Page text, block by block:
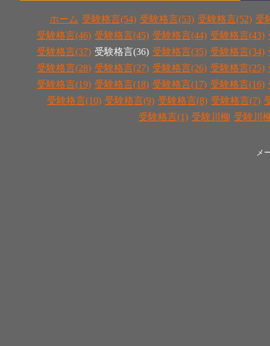
ホーム 受験格言(54) 受験格言(53) 受験格言(52) 受
受験格言(46) 受験格言(45) 受験格言(44) 受験格言(43)
受験格言(37) 受験格言(36) 受験格言(35) 受験格言(34)
受験格言(28) 受験格言(27) 受験格言(26) 受験格言(25)
受験格言(19) 受験格言(18) 受験格言(17) 受験格言(16)
受験格言(10) 受験格言(9) 受験格言(8) 受験格言(7)
受験格言(1) 受験川柳 受験川
メ